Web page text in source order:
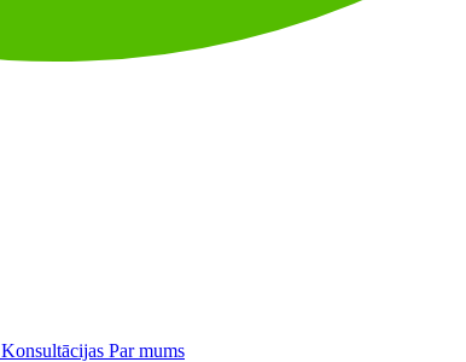
Konsultācijas Par mums